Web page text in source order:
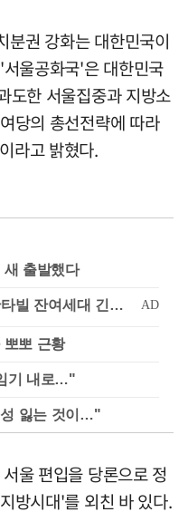
분권 강화는 대한민국이
울공화국'은 대한민국
도한 서울집중과 지방소
당의 총선전략에 따라
라고 밝혔다.
새 출발했다
뽀뽀 근황
기 내로…"
성 잃는 것이…"
울 편입을 당론으로 정
방시대'를 외친 바 있다.